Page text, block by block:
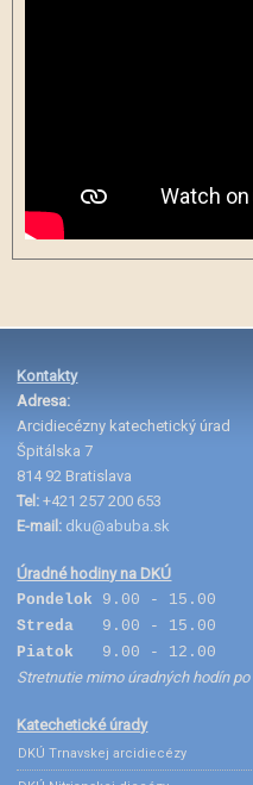
Kontakty
Adresa:
Arcidiecézny katechetický úrad
Špitálska 7
814 92 Bratislava
Tel: +421 257 200 653
E-mail: dku@abuba.sk
Úradné hodiny na DKÚ
Pondelok 9.00 - 15.00
Streda 9.00 - 15.00
Piatok 9.00 - 12.00
Stretnutie mimo úradných hodín
Katechetické úrady
DKÚ Trnavskej arcidiecézy